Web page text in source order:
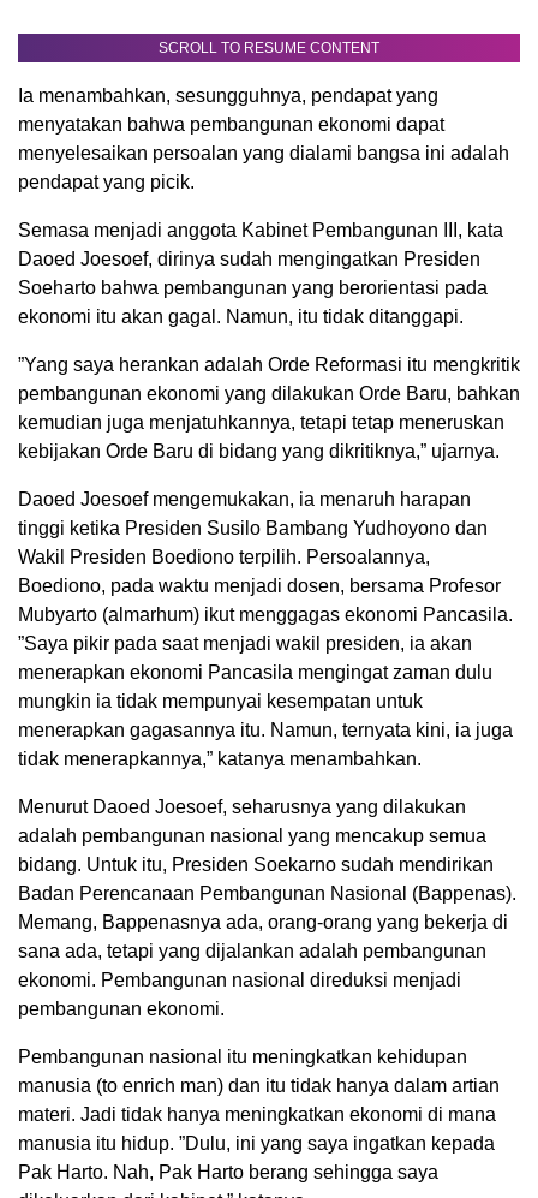
SCROLL TO RESUME CONTENT
Ia menambahkan, sesungguhnya, pendapat yang
menyatakan bahwa pembangunan ekonomi dapat
menyelesaikan persoalan yang dialami bangsa ini adalah
pendapat yang picik.
Semasa menjadi anggota Kabinet Pembangunan III, kata
Daoed Joesoef, dirinya sudah mengingatkan Presiden
Soeharto bahwa pembangunan yang berorientasi pada
ekonomi itu akan gagal. Namun, itu tidak ditanggapi.
”Yang saya herankan adalah Orde Reformasi itu mengkritik
pembangunan ekonomi yang dilakukan Orde Baru, bahkan
kemudian juga menjatuhkannya, tetapi tetap meneruskan
kebijakan Orde Baru di bidang yang dikritiknya,” ujarnya.
Daoed Joesoef mengemukakan, ia menaruh harapan
tinggi ketika Presiden Susilo Bambang Yudhoyono dan
Wakil Presiden Boediono terpilih. Persoalannya,
Boediono, pada waktu menjadi dosen, bersama Profesor
Mubyarto (almarhum) ikut menggagas ekonomi Pancasila.
”Saya pikir pada saat menjadi wakil presiden, ia akan
menerapkan ekonomi Pancasila mengingat zaman dulu
mungkin ia tidak mempunyai kesempatan untuk
menerapkan gagasannya itu. Namun, ternyata kini, ia juga
tidak menerapkannya,” katanya menambahkan.
Menurut Daoed Joesoef, seharusnya yang dilakukan
adalah pembangunan nasional yang mencakup semua
bidang. Untuk itu, Presiden Soekarno sudah mendirikan
Badan Perencanaan Pembangunan Nasional (Bappenas).
Memang, Bappenasnya ada, orang-orang yang bekerja di
sana ada, tetapi yang dijalankan adalah pembangunan
ekonomi. Pembangunan nasional direduksi menjadi
pembangunan ekonomi.
Pembangunan nasional itu meningkatkan kehidupan
manusia (to enrich man) dan itu tidak hanya dalam artian
materi. Jadi tidak hanya meningkatkan ekonomi di mana
manusia itu hidup. ”Dulu, ini yang saya ingatkan kepada
Pak Harto. Nah, Pak Harto berang sehingga saya